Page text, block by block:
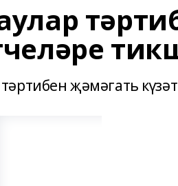
җәмәгать